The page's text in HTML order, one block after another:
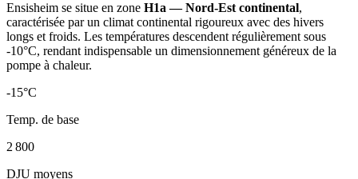
Ensisheim se situe en zone H1a — Nord-Est continental,
caractérisée par un climat continental rigoureux avec des hivers
longs et froids. Les températures descendent régulièrement sous
-10°C, rendant indispensable un dimensionnement généreux de la
pompe à chaleur.
-15°C
Temp. de base
2 800
DJU moyens